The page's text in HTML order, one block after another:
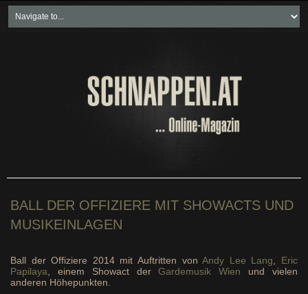
Neueste Beiträge
Soziales & Projekte
BALL DER OFFIZIERE MIT SHOWACTS UND
MUSIKEINLAGEN
Ball der Offiziere 2014 mit Auftritten vonAndy Lee Lang
Eric
Papilaya , einem Showact derGardemusik Wien und vielen
anderen Höhepunkten.